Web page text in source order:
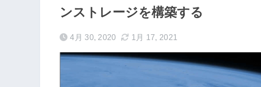
ンストレージを構築する
4月 30, 2020 1月 17, 2021